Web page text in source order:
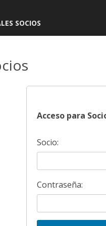
SOCIOS
Acceso para
Socio:
Contraseña: